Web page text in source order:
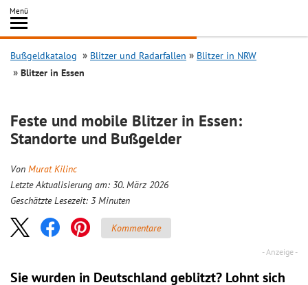
Inhalt
springen
Menü
Search
Bußgeldkatalog Blitzer und Radarfallen
Blitzer in NRW
Blitzer in Essen
Feste und mobile Blitzer in Essen:
Standorte und Bußgelder
Von Murat Kilinc
Letzte Aktualisierung am: 30. März 2026
Geschätzte Lesezeit: 3 Minuten
Kommentare
Sie wurden in Deutschland geblitzt? Lohnt sich